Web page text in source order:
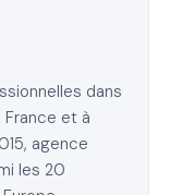
dans
et à
agence
les 20